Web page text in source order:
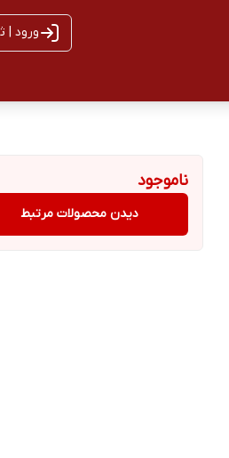
ورود |
ناموجود
دیدن محصولات مرتبط